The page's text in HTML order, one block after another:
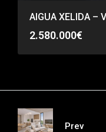
2.580.000€
Prev